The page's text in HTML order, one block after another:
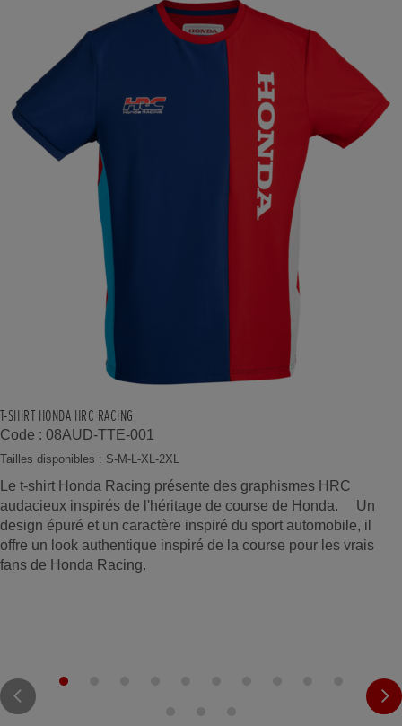
T-SHIRT HONDA HRC RACING
Code : 08AUD-TTE-001
Tailles disponibles : S-M-L-XL-2XL
Le t-shirt Honda Racing présente des graphismes HRC
audacieux inspirés de l'héritage de course de Honda. Un
design épuré et un caractère inspiré du sport automobile, il
offre un look authentique inspiré de la course pour les vrais
fans de Honda Racing.